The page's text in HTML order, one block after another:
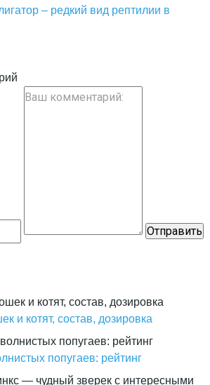
– редкий вид рептилии в
и котят, состав, дозировка
попугаев: рейтинг